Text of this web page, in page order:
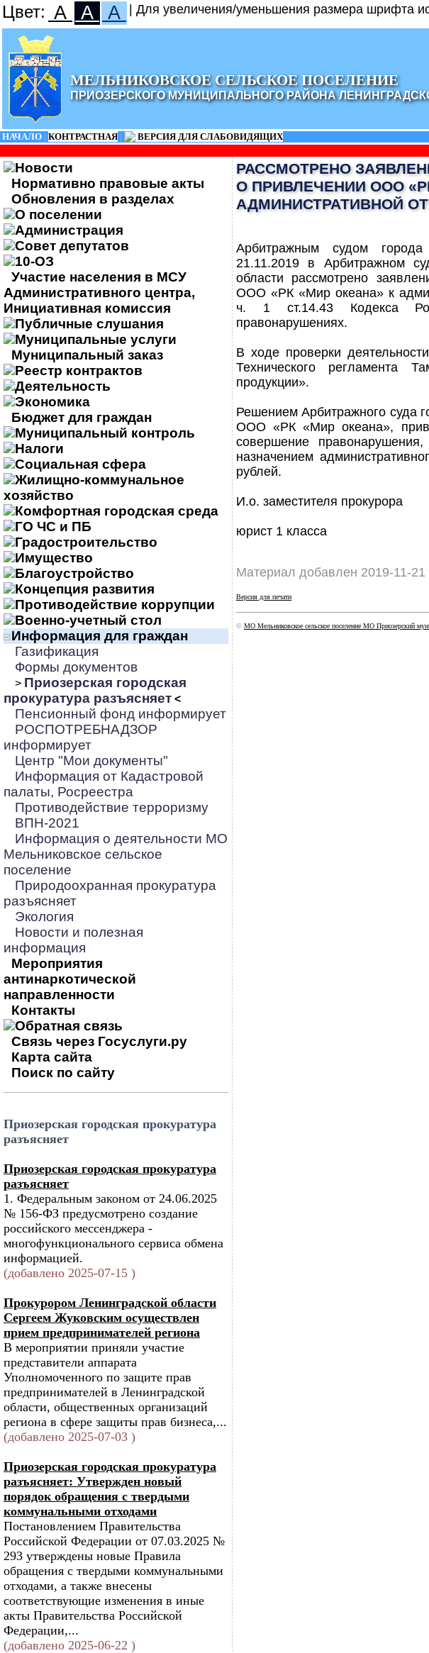
Цвет: A A A | Для увеличения/уменьшения размера шрифта
МЕЛЬНИКОВСКОЕ СЕЛЬСКОЕ ПОСЕЛЕНИЕ
ПРИОЗЕРСКОГО МУНИЦИПАЛЬНОГО РАЙОНА
НАЧАЛО | КОНТРАСТНАЯ |
ВЕРСИЯ ДЛЯ СЛАБОВИДЯЩИХ
Новости
Нормативно правовые акты
Обновления в разделах
О поселении
Администрация
Совет депутатов
10-ОЗ
Участие населения в МСУ
Административного центра,
Инициативная комиссия
Публичные слушания
Муниципальные услуги
Муниципальный заказ
Реестр контрактов
Деятельность
Экономика
Бюджет для граждан
Муниципальный контроль
Налоги
Социальная сфера
Жилищно-коммунальное
хозяйство
Комфортная городская среда
ГО ЧС и ПБ
Градостроительство
Имущество
Благоустройство
Концепция развития
Противодействие коррупции
Военно-учетный стол
Информация для граждан
Газификация
Формы документов
> Приозерская городская
прокуратура разъясняет <
Пенсионный фонд информирует
РОСПОТРЕБНАДЗОР
информирует
Центр "Мои документы"
Информация от Кадастровой
палаты, Росреестра
Противодействие терроризму
ВПН-2021
Информация о деятельности МО
Мельниковское сельское
поселение
Природоохранная прокуратура
разъясняет
Экология
Новости и полезная
информация
Мероприятия
антинаркотической
направленности
Контакты
Обратная связь
Связь через Госуслуги.ру
Карта сайта
Поиск по сайту
Приозерская городская прокуратура
разъясняет
Приозерская городская прокуратура
разъясняет
1. Федеральным законом от 24.06.2025
№ 156-ФЗ предусмотрено создание
российского мессенджера -
многофункционального сервиса обмена
информацией.
(добавлено 2025-07-15 )
Прокурором Ленинградской области
Сергеем Жуковским осуществлен
прием предпринимателей региона
В мероприятии приняли участие
представители аппарата
Уполномоченного по защите прав
предпринимателей в Ленинградской
области, общественных организаций
региона в сфере защиты прав бизнеса,...
(добавлено 2025-07-03 )
Приозерская городская прокуратура
разъясняет: Утвержден новый
порядок обращения с твердыми
коммунальными отходами
Постановлением Правительства
Российской Федерации от 07.03.2025 №
293 утверждены новые Правила
обращения с твердыми коммунальными
отходами, а также внесены
соответствующие изменения в иные
акты Правительства Российской
Федерации,...
(добавлено 2025-06-22 )
РАССМОТРЕНО
О ПРИВЛЕЧЕНИИ ООО
АДМИНИСТРАТИВНОЙ
Арбитражным судом города
21.11.2019 в Арбитражном
области рассмотрено
ООО «РК «Мир океана» к
ч. 1 ст.14.43 Кодекса
правонарушениях.
В ходе проверки
Технического регламента
продукции».
Решением Арбитражного суда
ООО «РК «Мир океана»,
совершение
назначением
рублей.
И.о. заместителя прокурора
юрист 1 класса
Материал добавлен 2019-11-21
Версия для печати
© МО Мельниковское сельское поселение МО Приозерский